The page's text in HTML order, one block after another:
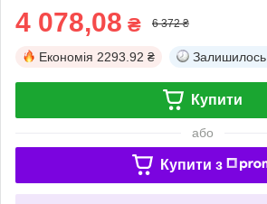
4 078,08 ₴ 6 372 ₴
Економія 2293.92 ₴ Залишилось
Купити
або
Купити з